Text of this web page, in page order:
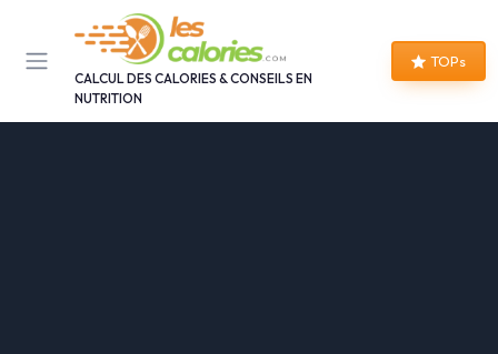
CALCUL DES CALORIES & CONSEILS EN
NUTRITION
TOPs
Panneau de gestion des cookies